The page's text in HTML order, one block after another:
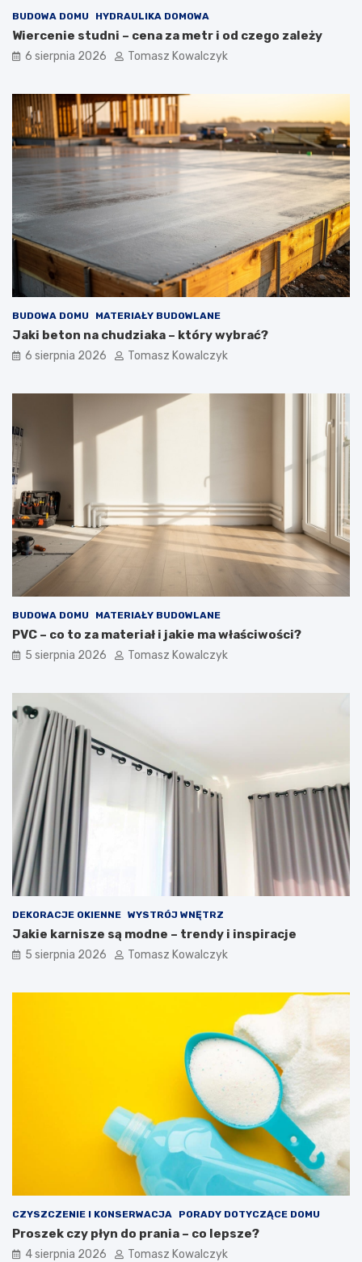
BUDOWA DOMU HYDRAULIKA DOMOWA
Wiercenie studni – cena za metr i od czego zależy
6 sierpnia 2026 Tomasz Kowalczyk
BUDOWA DOMU MATERIAŁY BUDOWLANE
Jaki beton na chudziaka – który wybrać?
6 sierpnia 2026 Tomasz Kowalczyk
BUDOWA DOMU MATERIAŁY BUDOWLANE
PVC – co to za materiał i jakie ma właściwości?
5 sierpnia 2026 Tomasz Kowalczyk
DEKORACJE OKIENNE WYSTRÓJ WNĘTRZ
Jakie karnisze są modne – trendy i inspiracje
5 sierpnia 2026 Tomasz Kowalczyk
CZYSZCZENIE I KONSERWACJA PORADY DOTYCZĄCE DOMU
Proszek czy płyn do prania – co lepsze?
4 sierpnia 2026 Tomasz Kowalczyk